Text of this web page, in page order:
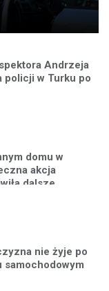
Andrzeja
policji w Turku po
domu w
akcja
dalsze
ognia
nie żyje po
samochodowym